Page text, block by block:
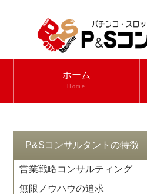
ホーム
Home
P&Sコンサルタントの特徴
営業戦略コンサルティング
無限ノウハウの追求